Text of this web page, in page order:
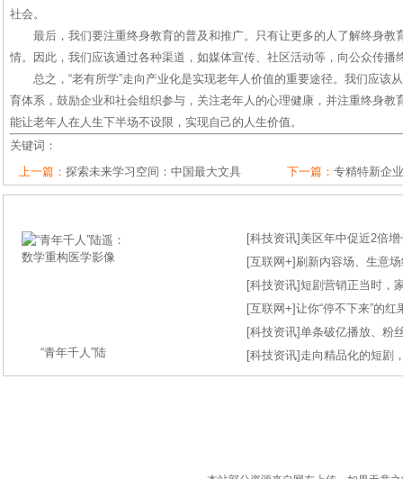
社会。
最后，我们要注重终身教育的普及和推广。只有让更多的人了解终身教
情。因此，我们应该通过各种渠道，如媒体宣传、社区活动等，向公众传播
总之，“老有所学”走向产业化是实现老年人价值的重要途径。我们应该
育体系，鼓励企业和社会组织参与，关注老年人的心理健康，并注重终身教
能让老年人在人生下半场不设限，实现自己的人生价值。
关键词：
上一篇： 探索未来学习空间：中国最大文具 下一篇： 专精特新企
“青年千人”陆
[科技资讯] 美区年中促近2倍
[互联网+] 刷新内容场、生意
[科技资讯]短剧营销正当时，
[互联网+]让你“停不下来”的
[科技资讯]单条破亿播放、粉
[科技资讯] 走向精品化的短剧